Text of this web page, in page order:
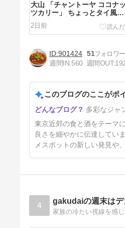
大山 「チャントーヤ ココナッ
ツカリー」 ちょっとタイ風な
美味しいカレー。
2日前
成増 「SHIVANSH SPICE（シ
バンス スパイス）」（3回目
ネパ店。
12日前
901424 51
週間IN:560 週間OUT:
このブログのここがポ
多彩なジャ
東京近郊の食と酒をテーマ
良さを細やかに伝達してい
メスポットの新しい発見や
4 gakudaiの週末はデ
家族の冷たい視線を感